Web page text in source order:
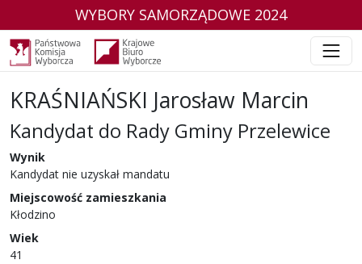
WYBORY SAMORZĄDOWE 2024
KRAŚNIAŃSKI Jarosław Marcin
Kandydat do Rady Gminy Przelewice
w wyborach samorządowych w 2024 r.
Wynik
Kandydat nie uzyskał mandatu
Miejscowość zamieszkania
Kłodzino
Wiek
41